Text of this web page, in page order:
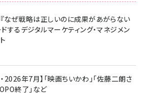
なぜ戦略は正しいのに成果があがらない
するデジタルマーケティング・マネジメン
2026年7月】「映画ちいかわ」「佐藤二朗さ
終了」など